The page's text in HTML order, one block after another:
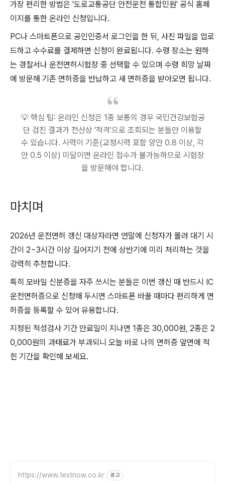
가장 편리한 방법은 '도로교통공단 안전운전 통합민원' 공식 홈페
이지를 통한 온라인 신청입니다.
PC나 스마트폰으로 공인인증서 로그인을 한 뒤, 사진 파일을 업로
드하고 수수료를 결제하면 신청이 완료됩니다. 수령 장소는 원하
는 경찰서나 운전면허시험장 중 선택할 수 있으며 수령 희망 날짜
에 방문해 기존 면허증을 반납하고 새 면허증을 받아오면 됩니다.
💡 핵심 팁: 온라인 신청은 1종 보통의 경우 국민건강보험공
단 검진 결과가 전산상 '적격'으로 조회되는 분들만 이용할
수 있습니다. 시력이 기준(교정시력 포함 양안 0.8 이상, 각
안 0.5 이상) 미달이면 온라인 접수가 불가능하므로 시험장
을 방문해야 합니다.
마치며
2026년 운전면허 갱신 대상자라면 연말에 신청자가 몰려 대기 시
간이 2~3시간 이상 길어지기 전에 상반기에 미리 처리하는 것을
강력히 추천합니다.
특히 모바일 신분증을 자주 쓰시는 분들은 이번 갱신 때 반드시 IC
운전면허증으로 신청해 두시면 스마트폰 바꿀 때마다 편리하게 면
허증을 등록할 수 있어 유용합니다.
지정된 적성검사 기간 만료일이 지나면 1종은 30,000원, 2종은 2
0,000원의 과태료가 부과되니 오늘 바로 나의 면허증 앞면에 적
힌 기간을 확인해 보세요.
https://www.testnow.co.kr 광고